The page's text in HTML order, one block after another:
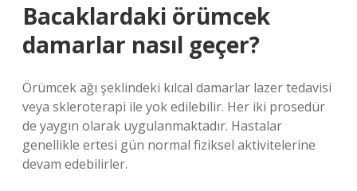
Bacaklardaki örümcek
damarlar nasıl geçer?
Örümcek ağı şeklindeki kılcal damarlar lazer tedavisi
veya skleroterapi ile yok edilebilir. Her iki prosedür
de yaygın olarak uygulanmaktadır. Hastalar
genellikle ertesi gün normal fiziksel aktivitelerine
devam edebilirler.